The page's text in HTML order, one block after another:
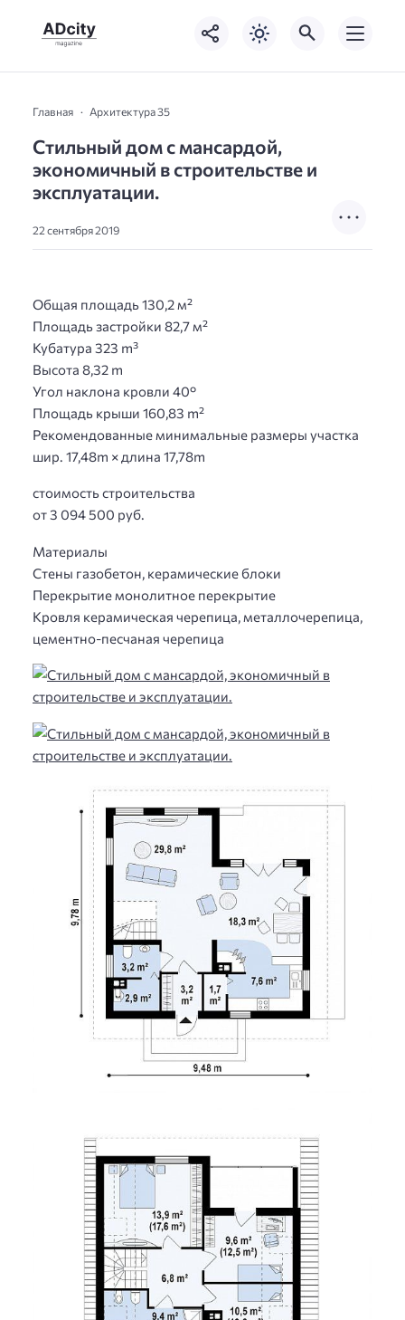
Главная Архитектура 35
Стильный дом с мансардой,
экономичный в строительстве и
эксплуатации.
22 сентября 2019
Общая площадь 130,2 м²
Площадь застройки 82,7 м²
Кубатура 323 m³
Высота 8,32 m
Угол наклона кровли 40°
Площадь крыши 160,83 m²
Рекомендованные минимальные размеры участка
шир. 17,48m × длина 17,78m
стоимость строительства
от 3 094 500 руб.
Материалы
Стены газобетон, керамические блоки
Перекрытие монолитное перекрытие
Кровля керамическая черепица, металлочерепица,
цементно-песчаная черепица